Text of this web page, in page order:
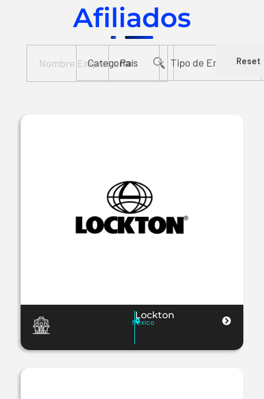
Afiliados
Reset
Lockton
Mexico